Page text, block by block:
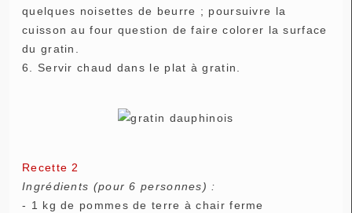
quelques noisettes de beurre ; poursuivre la
cuisson au four question de faire colorer la surface
du gratin.
6. Servir chaud dans le plat à gratin.
Recette 2
Ingrédients (pour 6 personnes) :
- 1 kg de pommes de terre à chair ferme